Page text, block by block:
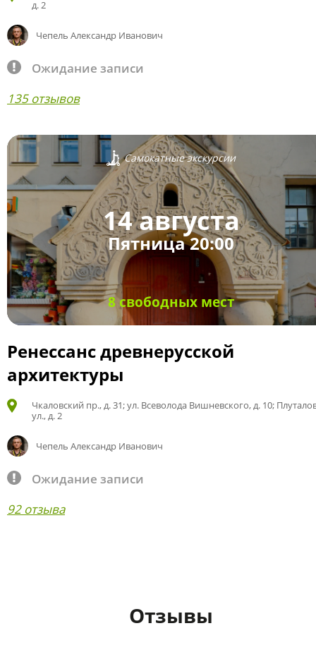
д. 2
Чепель Александр Иванович
Ожидание записи
135 отзывов
Самокатные экскурсии
14 августа
Пятница 20:00
8 свободных мест
Ренессанс древнерусской
архитектуры
Чкаловский пр., д. 31; ул. Всеволода Вишневского, д. 10;
ул., д. 2
Чепель Александр Иванович
Ожидание записи
92 отзыва
Отзывы